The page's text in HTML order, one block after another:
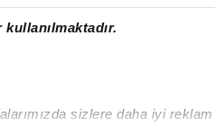
sizlere daha iyi reklam